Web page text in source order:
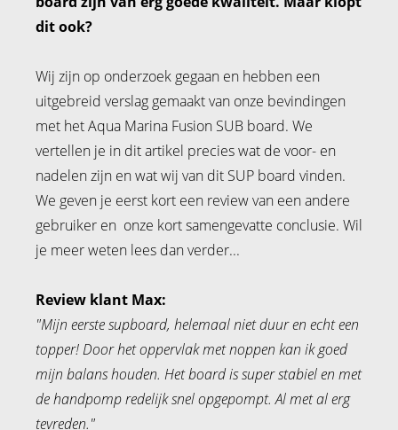
dit ook?
Wij zijn op onderzoek gegaan en hebben een
uitgebreid verslag gemaakt van onze bevindingen
met het Aqua Marina Fusion SUB board. We
vertellen je in dit artikel precies wat de voor- en
nadelen zijn en wat wij van dit SUP board vinden.
We geven je eerst kort een review van een andere
gebruiker en onze kort samengevatte conclusie. Wil
je meer weten lees dan verder...
Review klant Max:
"Mijn eerste supboard, helemaal niet duur en echt een
topper! Door het oppervlak met noppen kan ik goed
mijn balans houden. Het board is super stabiel en met
de handpomp redelijk snel opgepompt. Al met al erg
tevreden."